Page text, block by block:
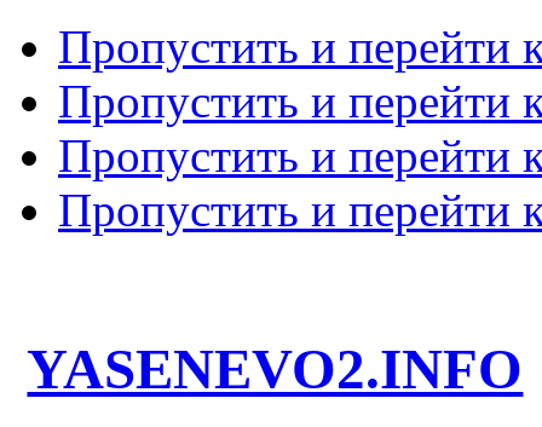
Пропустить и перейти
Пропустить и перейти
Пропустить и перейти
Пропустить и перейти
YASENEVO2.INFO